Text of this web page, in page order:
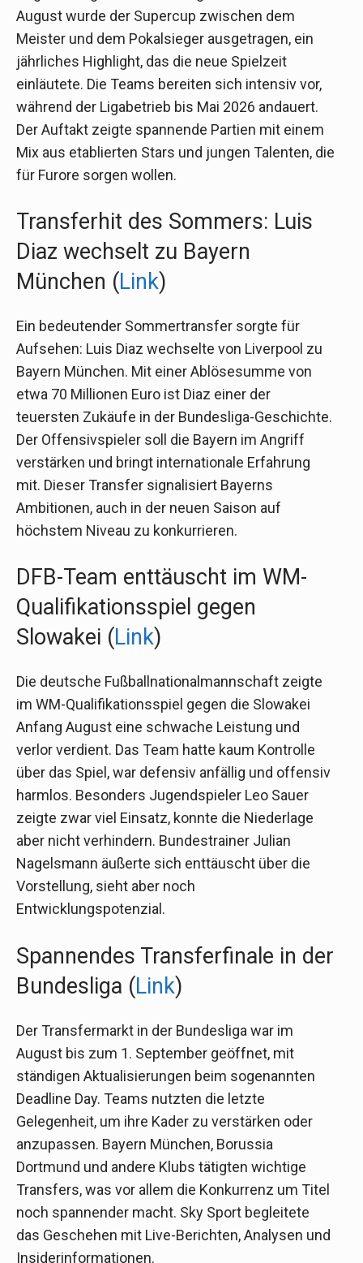
August wurde der Supercup zwischen dem
Meister und dem Pokalsieger ausgetragen, ein
jährliches Highlight, das die neue Spielzeit
einläutete. Die Teams bereiten sich intensiv vor,
während der Ligabetrieb bis Mai 2026 andauert.
Der Auftakt zeigte spannende Partien mit einem
Mix aus etablierten Stars und jungen Talenten, die
für Furore sorgen wollen.
Transferhit des Sommers: Luis
Diaz wechselt zu Bayern
München (Link)
Ein bedeutender Sommertransfer sorgte für
Aufsehen: Luis Diaz wechselte von Liverpool zu
Bayern München. Mit einer Ablösesumme von
etwa 70 Millionen Euro ist Diaz einer der
teuersten Zukäufe in der Bundesliga-Geschichte.
Der Offensivspieler soll die Bayern im Angriff
verstärken und bringt internationale Erfahrung
mit. Dieser Transfer signalisiert Bayerns
Ambitionen, auch in der neuen Saison auf
höchstem Niveau zu konkurrieren.
DFB-Team enttäuscht im WM-
Qualifikationsspiel gegen
Slowakei (Link)
Die deutsche Fußballnationalmannschaft zeigte
im WM-Qualifikationsspiel gegen die Slowakei
Anfang August eine schwache Leistung und
verlor verdient. Das Team hatte kaum Kontrolle
über das Spiel, war defensiv anfällig und offensiv
harmlos. Besonders Jugendspieler Leo Sauer
zeigte zwar viel Einsatz, konnte die Niederlage
aber nicht verhindern. Bundestrainer Julian
Nagelsmann äußerte sich enttäuscht über die
Vorstellung, sieht aber noch
Entwicklungspotenzial.
Spannendes Transferfinale in der
Bundesliga (Link)
Der Transfermarkt in der Bundesliga war im
August bis zum 1. September geöffnet, mit
ständigen Aktualisierungen beim sogenannten
Deadline Day. Teams nutzten die letzte
Gelegenheit, um ihre Kader zu verstärken oder
anzupassen. Bayern München, Borussia
Dortmund und andere Klubs tätigten wichtige
Transfers, was vor allem die Konkurrenz um Titel
noch spannender macht. Sky Sport begleitete
das Geschehen mit Live-Berichten, Analysen und
Insiderinformationen.